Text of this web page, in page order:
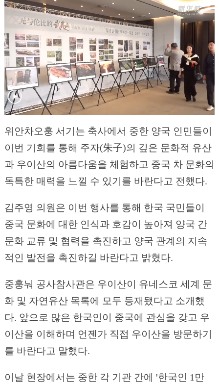
위안차오훙 서기는 축사에서 중한 양국 인민들이
이번 기회를 통해 주자(朱子)의 깊은 문화적 유산
과 우이산의 아름다움을 체험하고 중국 차 문화의
독특한 매력을 느낄 수 있기를 바란다고 전했다.
김주영 의원은 이번 행사를 통해 한국 국민들이
중국 문화에 대한 인식과 호감이 높아져 양국 간
문화 교류 및 협력을 촉진하고 양국 관계의 지속
적인 발전을 촉진하길 바란다고 밝혔다.
중훙눠 공사참사관은 우이산이 유네스코 세계 문
화 및 자연유산 목록에 모두 등재됐다고 소개했
다. 앞으로 많은 한국인이 중국에 관심을 갖고 우
이산을 이해하며 언젠가 직접 우이산을 방문하기
를 바란다고 말했다.
이날 현장에서는 중한 각 기관 간에 '한국인 1만